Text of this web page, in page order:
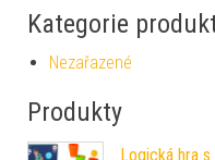
Kategorie
Nezařazené
Produkty
Logická hra